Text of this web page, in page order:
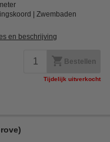
Zwembaden
en beschrijving
Bestellen
Tijdelijk uitverkocht